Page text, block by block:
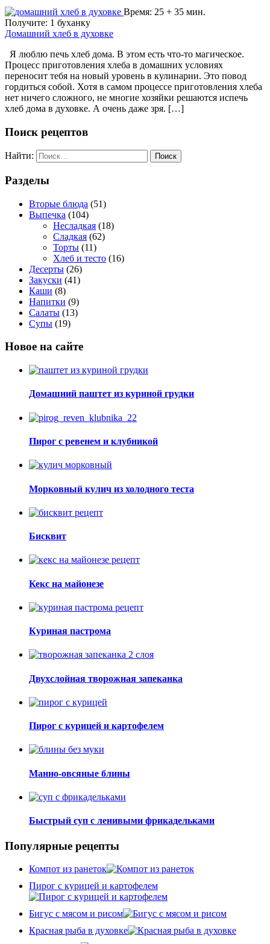
Время: 25 + 35 мин.
Получите: 1 буханку
Домашний хлеб в духовке
Я люблю печь хлеб дома. В этом есть что-то магическое.
Процесс приготовления хлеба в домашних условиях
переносит тебя на новый уровень в кулинарии. Это повод
гордиться собой. Хотя в самом процессе приготовления хлеба
нет ничего сложного, не многие хозяйки решаются испечь
хлеб дома в духовке. А очень даже зря. […]
Поиск рецептов
Найти:
Разделы
Вторые блюда (51)
Выпечка (104)
Несладкая (18)
Сладкая (62)
Торты (11)
Хлеб и тесто (16)
Десерты (26)
Закуски (41)
Каши (8)
Напитки (9)
Салаты (13)
Супы (19)
Новое на сайте
Домашний паштет из куриной грудки
Пирог с ревенем и клубникой
Морковный кулич из холодного теста
Бисквит
Кекс на майонезе
Куриная пастрома
Двухслойная творожная запеканка
Пирог с курицей и картофелем
Манно-овсяные блины
Быстрый суп с ленивыми фрикадельками
Популярные рецепты
Компот из ранеток
Пирог с курицей и картофелем
Бигус с мясом и рисом
Красная рыба в духовке